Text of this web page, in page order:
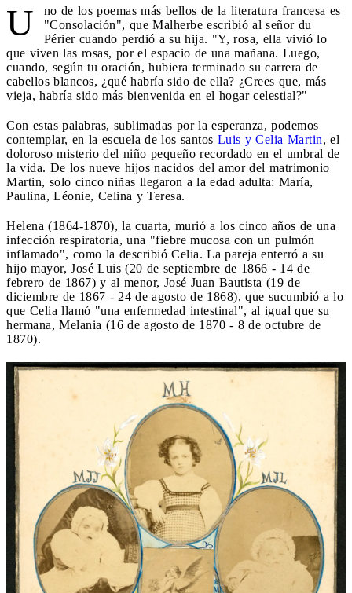
U
no de los poemas más bellos de la literatura francesa es
"Consolación", que Malherbe escribió al señor du
Périer cuando perdió a su hija. "Y, rosa, ella vivió lo
que viven las rosas, por el espacio de una mañana. Luego,
cuando, según tu oración, hubiera terminado su carrera de
cabellos blancos, ¿qué habría sido de ella? ¿Crees que, más
vieja, habría sido más bienvenida en el hogar celestial?"
Con estas palabras, sublimadas por la esperanza, podemos
contemplar, en la escuela de los santos Luis y Celia Martin, el
doloroso misterio del niño pequeño recordado en el umbral de
la vida. De los nueve hijos nacidos del amor del matrimonio
Martin, solo cinco niñas llegaron a la edad adulta: María,
Paulina, Léonie, Celina y Teresa.
Helena (1864-1870), la cuarta, murió a los cinco años de una
infección respiratoria, una "fiebre mucosa con un pulmón
inflamado", como la describió Celia. La pareja enterró a su
hijo mayor, José Luis (20 de septiembre de 1866 - 14 de
febrero de 1867) y al menor, José Juan Bautista (19 de
diciembre de 1867 - 24 de agosto de 1868), que sucumbió a lo
que Celia llamó "una enfermedad intestinal", al igual que su
hermana, Melania (16 de agosto de 1870 - 8 de octubre de
1870).